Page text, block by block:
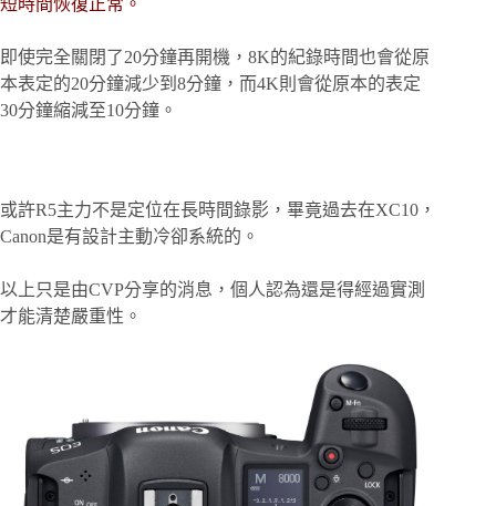
即使完全關閉了20分鐘再開機，8K的紀錄時間也會從原
本表定的20分鐘減少到8分鐘，而4K則會從原本的表定
30分鐘縮減至10分鐘。
或許R5主力不是定位在長時間錄影，畢竟過去在XC10，
Canon是有設計主動冷卻系統的。
以上只是由CVP分享的消息，個人認為還是得經過實測
才能清楚嚴重性。